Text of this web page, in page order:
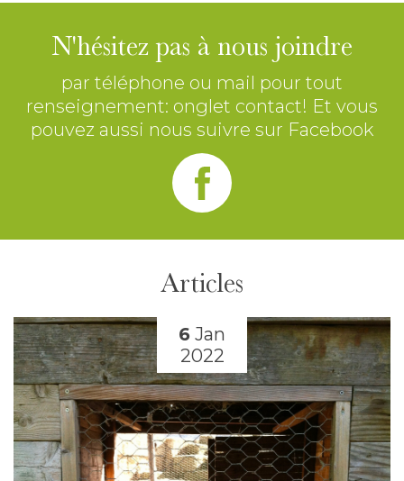
N'hésitez pas à nous joindre
par téléphone ou mail pour tout
renseignement: onglet contact! Et vous
pouvez aussi nous suivre sur Facebook
Articles
6 Jan
2022